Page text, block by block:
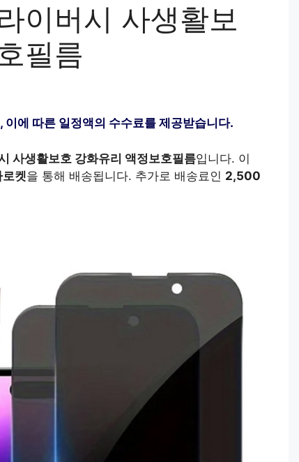
이버시 사생활보
필름
에 따른 일정액의 수수료를 제공받습니다.
사생활보호 강화유리 액정보호필름입니다. 이
켓을 통해 배송됩니다. 추가로 배송료인 2,500